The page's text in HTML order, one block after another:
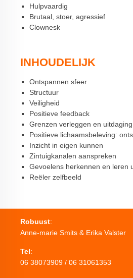
Hulpvaardig
Brutaal, stoer, agressief
Clownesk
INHOUDELIJK
Ontspannen sfeer
Structuur
Veiligheid
Positieve feedback
Grenzen verleggen en uitdaging
Positieve lichaamsbeleving:
Inzicht in eigen kunnen
Zintuigkanalen aanspreken
Gevoelens herkennen en leren
Reëler zelfbeeld
Robuust:
Anne-marie Smits & Erika Valster
Tel:
06 38073909 / 06 31061353